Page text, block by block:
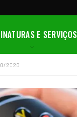
E SERVIÇOS
2020